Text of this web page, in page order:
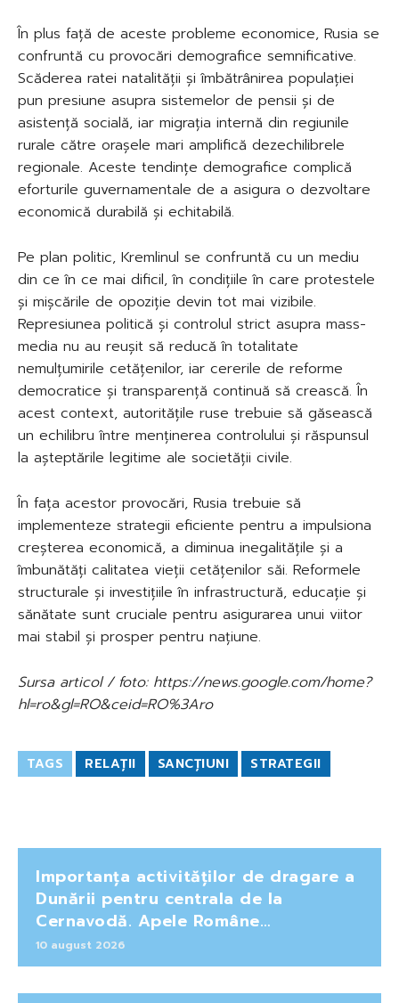
În plus față de aceste probleme economice, Rusia se
confruntă cu provocări demografice semnificative.
Scăderea ratei natalității și îmbătrânirea populației
pun presiune asupra sistemelor de pensii și de
asistență socială, iar migrația internă din regiunile
rurale către orașele mari amplifică dezechilibrele
regionale. Aceste tendințe demografice complică
eforturile guvernamentale de a asigura o dezvoltare
economică durabilă și echitabilă.
Pe plan politic, Kremlinul se confruntă cu un mediu
din ce în ce mai dificil, în condițiile în care protestele
și mișcările de opoziție devin tot mai vizibile.
Represiunea politică și controlul strict asupra mass-
media nu au reușit să reducă în totalitate
nemulțumirile cetățenilor, iar cererile de reforme
democratice și transparență continuă să crească. În
acest context, autoritățile ruse trebuie să găsească
un echilibru între menținerea controlului și răspunsul
la așteptările legitime ale societății civile.
În fața acestor provocări, Rusia trebuie să
implementeze strategii eficiente pentru a impulsiona
creșterea economică, a diminua inegalitățile și a
îmbunătăți calitatea vieții cetățenilor săi. Reformele
structurale și investițiile în infrastructură, educație și
sănătate sunt cruciale pentru asigurarea unui viitor
mai stabil și prosper pentru națiune.
Sursa articol / foto: https://news.google.com/home?
hl=ro&gl=RO&ceid=RO%3Aro
TAGS RELAȚII SANCȚIUNI STRATEGII
Importanța activităților de dragare a
Dunării pentru centrala de la
Cernavodă. Apele Române…
10 august 2026